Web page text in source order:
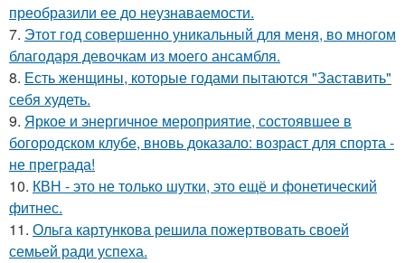
преобразили ее до неузнаваемости.
7. Этот год совершенно уникальный для меня, во многом
благодаря девочкам из моего ансамбля.
8. Есть женщины, которые годами пытаются "Заставить"
себя худеть.
9. Яркое и энергичное мероприятие, состоявшее в
богородском клубе, вновь доказало: возраст для спорта -
не преграда!
10. КВН - это не только шутки, это ещё и фонетический
фитнес.
11. Ольга картункова решила пожертвовать своей
семьей ради успеха.